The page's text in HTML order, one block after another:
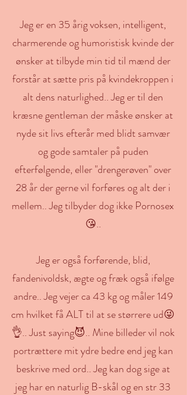
Jeg er en 35 årig voksen, intelligent,
charmerende og humoristisk kvinde der
ønsker at tilbyde min tid til mænd der
forstår at sætte pris på kvindekroppen i
alt dens naturlighed.. Jeg er til den
kræsne gentleman der måske ønsker at
nyde sit livs efterår med blidt samvær
og gode samtaler på puden
efterfølgende, eller "drengerøven" over
28 år der gerne vil forføres og alt der i
mellem.. Jeg tilbyder dog ikke Pornosex
😘..
Jeg er også forførende, blid,
fandenivoldsk, ægte og fræk også ifølge
andre.. Jeg vejer ca 43 kg og måler 149
cm hvilket få ALT til at se størrere ud😜
👌.. Just saying😈.. Mine billeder vil nok
portrættere mit ydre bedre end jeg kan
beskrive med ord.. Jeg kan dog sige at
jeg har en naturlig B-skål og en str 33